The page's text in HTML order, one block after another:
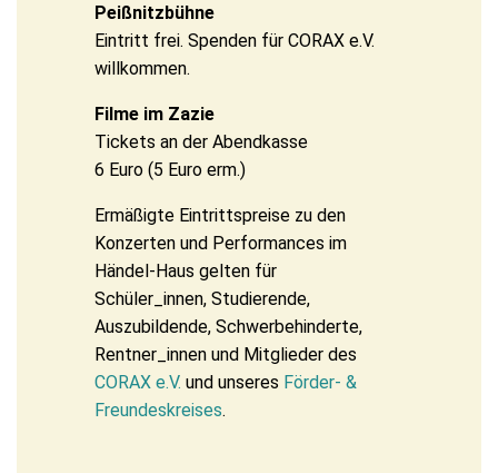
Peißnitzbühne
Eintritt frei. Spenden für CORAX e.V.
willkommen.
Filme im Zazie
Tickets an der Abendkasse
6 Euro (5 Euro erm.)
Ermäßigte Eintrittspreise zu den
Konzerten und Performances im
Händel-Haus gelten für
Schüler_innen, Studierende,
Auszubildende, Schwerbehinderte,
Rentner_innen und Mitglieder des
CORAX e.V. und unseres Förder- &
Freundeskreises.